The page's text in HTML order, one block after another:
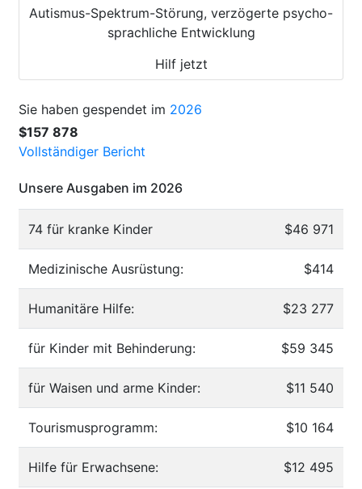
Autismus-Spektrum-Störung, verzögerte psycho-
sprachliche Entwicklung
Hilf jetzt
Sie haben gespendet im 2026
$157 878
Vollständiger Bericht
Unsere Ausgaben im 2026
74 für kranke Kinder $46 971
Medizinische Ausrüstung: $414
Humanitäre Hilfe: $23 277
für Kinder mit Behinderung: $59 345
für Waisen und arme Kinder: $11 540
Tourismusprogramm: $10 164
Hilfe für Erwachsene: $12 495